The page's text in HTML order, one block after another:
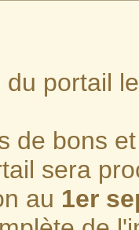
portail
de bons
sera
au 1er